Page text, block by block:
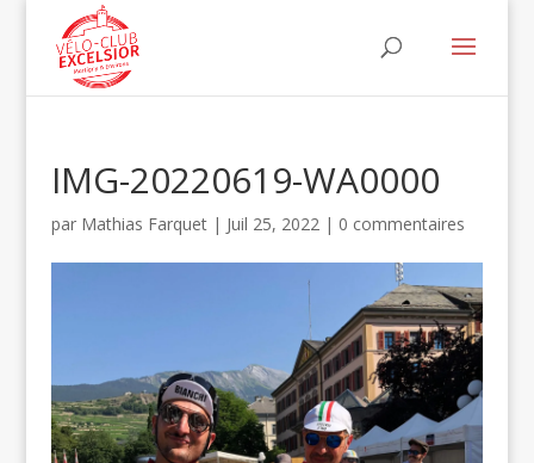
IMG-20220619-WA0000
par Mathias Farquet| Juil 25, 2022| 0 commentaires